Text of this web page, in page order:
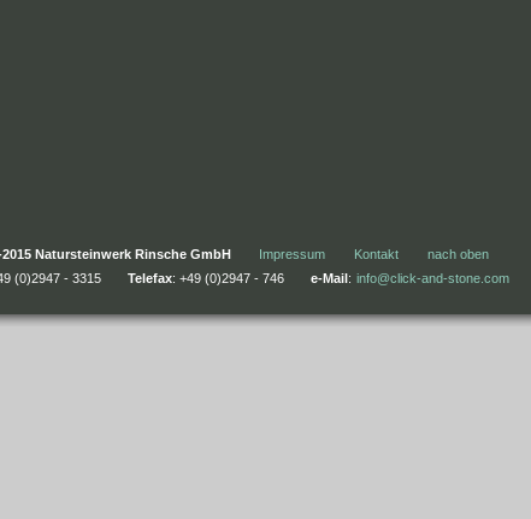
2015 Natursteinwerk Rinsche GmbH Impressum Kontakt
nach oben
(0)2947 - 3315 Telefax: +49 (0)2947 - 746 e-Mail: info@click-and-stone.com